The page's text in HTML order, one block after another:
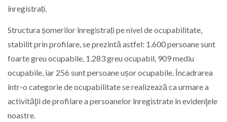
înregistrați.
Structura șomerilor înregistrați pe nivel de ocupabilitate,
stabilit prin profilare, se prezintă astfel: 1.600 persoane sunt
foarte greu ocupabile, 1.283 greu ocupabil, 909 mediu
ocupabile, iar 256 sunt persoane ușor ocupabile. Încadrarea
într-o categorie de ocupabilitate se realizează ca urmare a
activităţii de profilare a persoanelor înregistrate în evidenţele
noastre.